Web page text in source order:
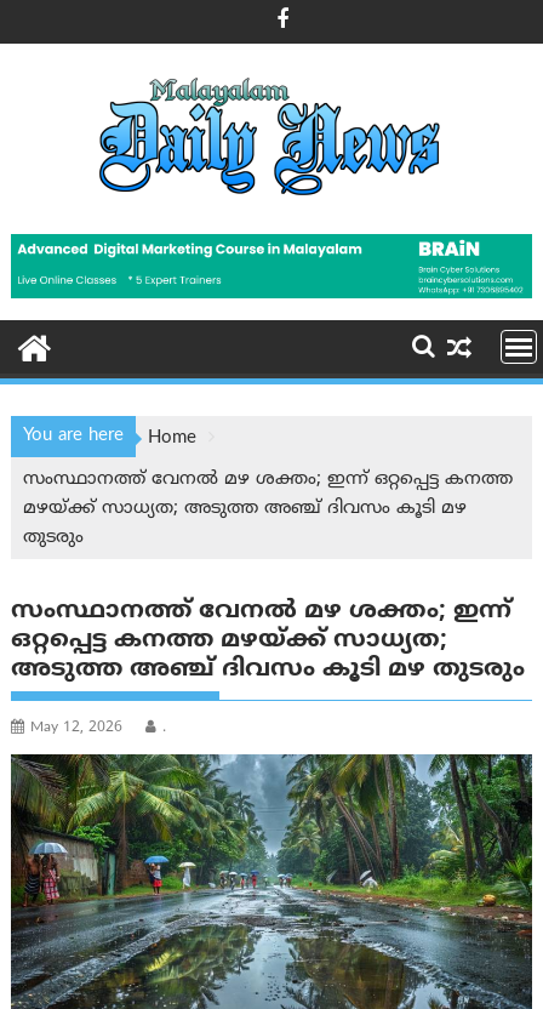
to
You are here
Home
സംസ്ഥാനത്ത് വേനൽ മഴ ശക്തം; ഇന്ന് ഒറ്റപ്പെട്ട കനത്ത
മഴയ്ക്ക് സാധ്യത; അടുത്ത അഞ്ച് ദിവസം കൂടി മഴ
തുടരും
സംസ്ഥാനത്ത് വേനൽ മഴ ശക്തം; ഇന്ന്
ഒറ്റപ്പെട്ട കനത്ത മഴയ്ക്ക് സാധ്യത;
അടുത്ത അഞ്ച് ദിവസം കൂടി മഴ തുടരും
May 12, 2026 .